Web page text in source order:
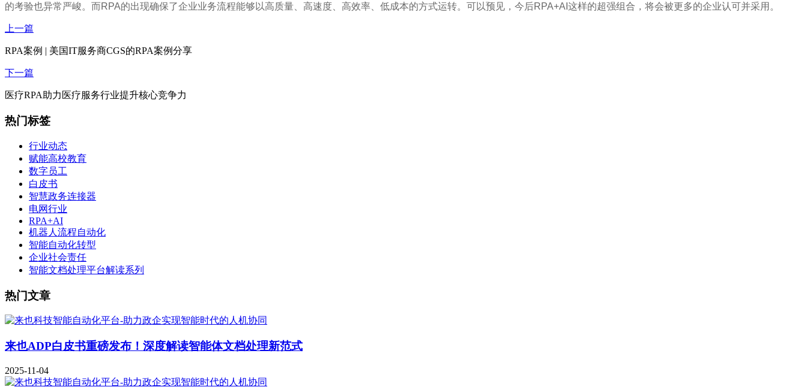
的考验也异常严峻。而RPA的出现确保了企业业务流程能够以高质量、高速度、高效率、低成本的方式运转。可以预见，今后RPA+AI这样的超强组合，将会被更多的企业认可并采用。
上一篇
RPA案例 | 美国IT服务商CGS的RPA案例分享
下一篇
医疗RPA助力医疗服务行业提升核心竞争力
热门标签
行业动态
赋能高校教育
数字员工
白皮书
智慧政务连接器
电网行业
RPA+AI
机器人流程自动化
智能自动化转型
企业社会责任
智能文档处理平台解读系列
热门文章
来也ADP白皮书重磅发布！深度解读智能体文档处理新范式
2025-11-04